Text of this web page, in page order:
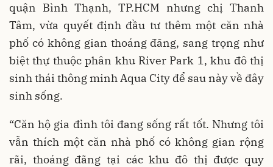
quận Bình Thạnh, TP.HCM nhưng chị Thanh
Tâm, vừa quyết định đầu tư thêm một căn nhà
phố có không gian thoáng đãng, sang trọng như
biệt thự thuộc phân khu River Park 1, khu đô thị
sinh thái thông minh Aqua City để sau này về đây
sinh sống.
“Căn hộ gia đình tôi đang sống rất tốt. Nhưng tôi
vẫn thích một căn nhà phố có không gian rộng
rãi, thoáng đãng tại các khu đô thị được quy